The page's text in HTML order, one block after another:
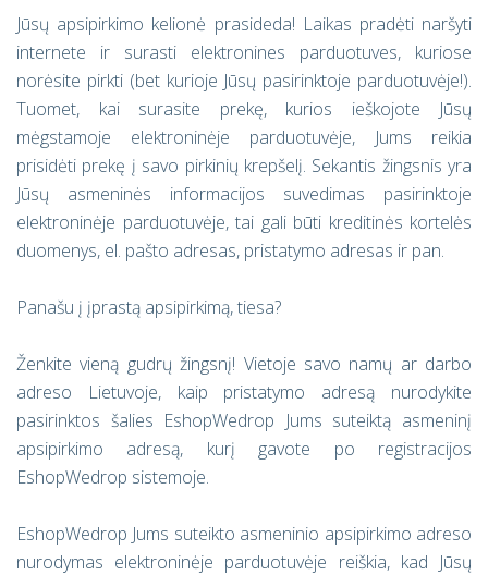
Jūsų apsipirkimo kelionė prasideda! Laikas pradėti naršyti
internete ir surasti elektronines parduotuves, kuriose
norėsite pirkti (bet kurioje Jūsų pasirinktoje parduotuvėje!).
Tuomet, kai surasite prekę, kurios ieškojote Jūsų
mėgstamoje elektroninėje parduotuvėje, Jums reikia
prisidėti prekę į savo pirkinių krepšelį. Sekantis žingsnis yra
Jūsų asmeninės informacijos suvedimas pasirinktoje
elektroninėje parduotuvėje, tai gali būti kreditinės kortelės
duomenys, el. pašto adresas, pristatymo adresas ir pan.
Panašu į įprastą apsipirkimą, tiesa?
Ženkite vieną gudrų žingsnį! Vietoje savo namų ar darbo
adreso Lietuvoje, kaip pristatymo adresą nurodykite
pasirinktos šalies EshopWedrop Jums suteiktą asmeninį
apsipirkimo adresą, kurį gavote po registracijos
EshopWedrop sistemoje.
EshopWedrop Jums suteikto asmeninio apsipirkimo adreso
nurodymas elektroninėje parduotuvėje reiškia, kad Jūsų